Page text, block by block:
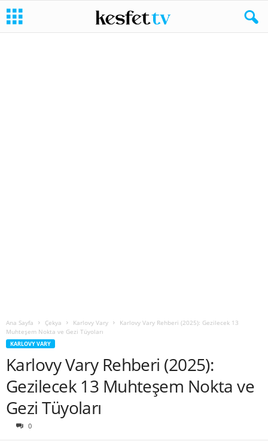
Ana Sayfa Çekya Karlovy Vary
Karlovy Vary Rehberi (2025): Gezilecek 13
Muhteşem Nokta ve Gezi Tüyoları
KARLOVY VARY
Karlovy Vary Rehberi (2025):
Gezilecek 13 Muhteşem Nokta ve
Gezi Tüyoları
0